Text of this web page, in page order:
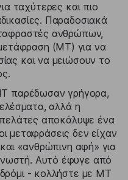
ταχύτερες και πιο
Παραδοσιακά
ανθρώπων,
(MT) για να
και να μειώσουν το
παρέδωσαν γρήγορα,
αλλά η
αποκάλυψε ένα
μεταφράσεις δεν είχαν
«ανθρώπινη αφή» για
Αυτό έφυγε από
- κολλήστε με MT